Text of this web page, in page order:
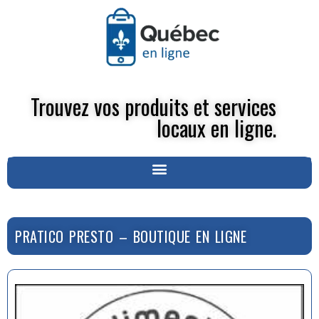
Trouvez vos produits et services
locaux en ligne.
PRATICO PRESTO – BOUTIQUE EN LIGNE